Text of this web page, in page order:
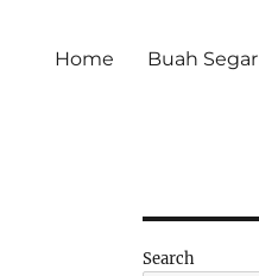
Home Buah Segar
Search